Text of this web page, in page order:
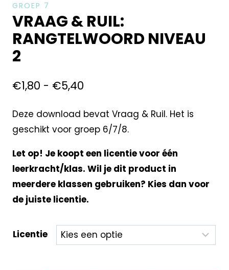
GROEP 7
VRAAG & RUIL:
RANGTELWOORD NIVEAU
2
€1,80 - €5,40
Deze download bevat Vraag & Ruil. Het is
geschikt voor groep 6/7/8.
Let op! Je koopt een licentie voor één
leerkracht/klas. Wil je dit product in
meerdere klassen gebruiken? Kies dan voor
de juiste licentie.
Licentie